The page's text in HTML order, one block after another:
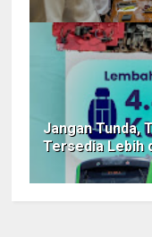
Jangan Tunda,
Tersedia Lebih